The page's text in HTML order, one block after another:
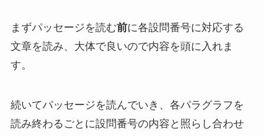
まずパッセージを読む前に各設問番号に対応する
文章を読み、大体で良いので内容を頭に入れま
す。
続いてパッセージを読んでいき、各パラグラフを
読み終わるごとに設問番号の内容と照らし合わせ